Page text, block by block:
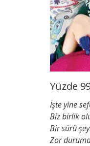
Yüzde
İşte yine
Biz birlik
Bir sürü
Zor